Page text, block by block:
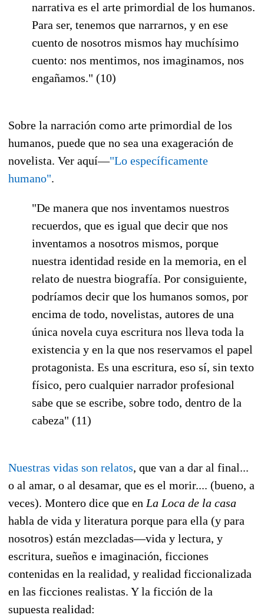
narrativa es el arte primordial de los humanos.
Para ser, tenemos que narrarnos, y en ese
cuento de nosotros mismos hay muchísimo
cuento: nos mentimos, nos imaginamos, nos
engañamos." (10)
Sobre la narración como arte primordial de los
humanos, puede que no sea una exageración de
novelista. Ver aquí—"Lo específicamente
humano".
"De manera que nos inventamos nuestros
recuerdos, que es igual que decir que nos
inventamos a nosotros mismos, porque
nuestra identidad reside en la memoria, en el
relato de nuestra biografía. Por consiguiente,
podríamos decir que los humanos somos, por
encima de todo, novelistas, autores de una
única novela cuya escritura nos lleva toda la
existencia y en la que nos reservamos el papel
protagonista. Es una escritura, eso sí, sin texto
físico, pero cualquier narrador profesional
sabe que se escribe, sobre todo, dentro de la
cabeza" (11)
Nuestras vidas son relatos, que van a dar al final...
o al amar, o al desamar, que es el morir.... (bueno, a
veces). Montero dice que en La Loca de la casa
habla de vida y literatura porque para ella (y para
nosotros) están mezcladas—vida y lectura, y
escritura, sueños e imaginación, ficciones
contenidas en la realidad, y realidad ficcionalizada
en las ficciones realistas. Y la ficción de la
supuesta realidad: